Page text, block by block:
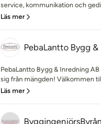
service, kommunikation och
Läs mer
PebaLantto Bygg
PebaLantto Bygg & Inredning
sig från mängden! Välkommen
Läs mer